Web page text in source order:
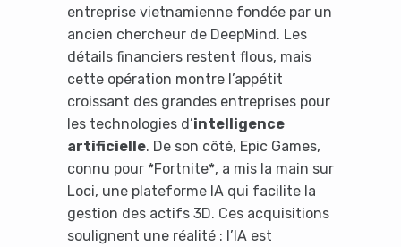
entreprise vietnamienne fondée par un
ancien chercheur de DeepMind. Les
détails financiers restent flous, mais
cette opération montre l’appétit
croissant des grandes entreprises pour
les technologies d’intelligence
artificielle. De son côté, Epic Games,
connu pour *Fortnite*, a mis la main sur
Loci, une plateforme IA qui facilite la
gestion des actifs 3D. Ces acquisitions
soulignent une réalité : l’IA est